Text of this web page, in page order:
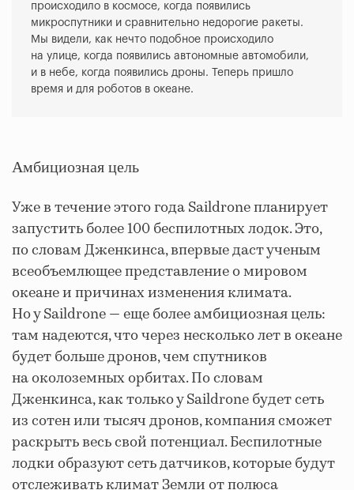
происходило в космосе, когда появились
микроспутники и сравнительно недорогие ракеты.
Мы видели, как нечто подобное происходило
на улице, когда появились автономные автомобили,
и в небе, когда появились дроны. Теперь пришло
время и для роботов в океане.
Амбициозная цель
Уже в течение этого года Saildrone планирует
запустить более 100 беспилотных лодок. Это,
по словам Дженкинса, впервые даст ученым
всеобъемлющее представление о мировом
океане и причинах изменения климата.
Но у Saildrone — еще более амбициозная цель:
там надеются, что через несколько лет в океане
будет больше дронов, чем спутников
на околоземных орбитах. По словам
Дженкинса, как только у Saildrone будет сеть
из сотен или тысяч дронов, компания сможет
раскрыть весь свой потенциал. Беспилотные
лодки образуют сеть датчиков, которые будут
отслеживать климат Земли от полюса